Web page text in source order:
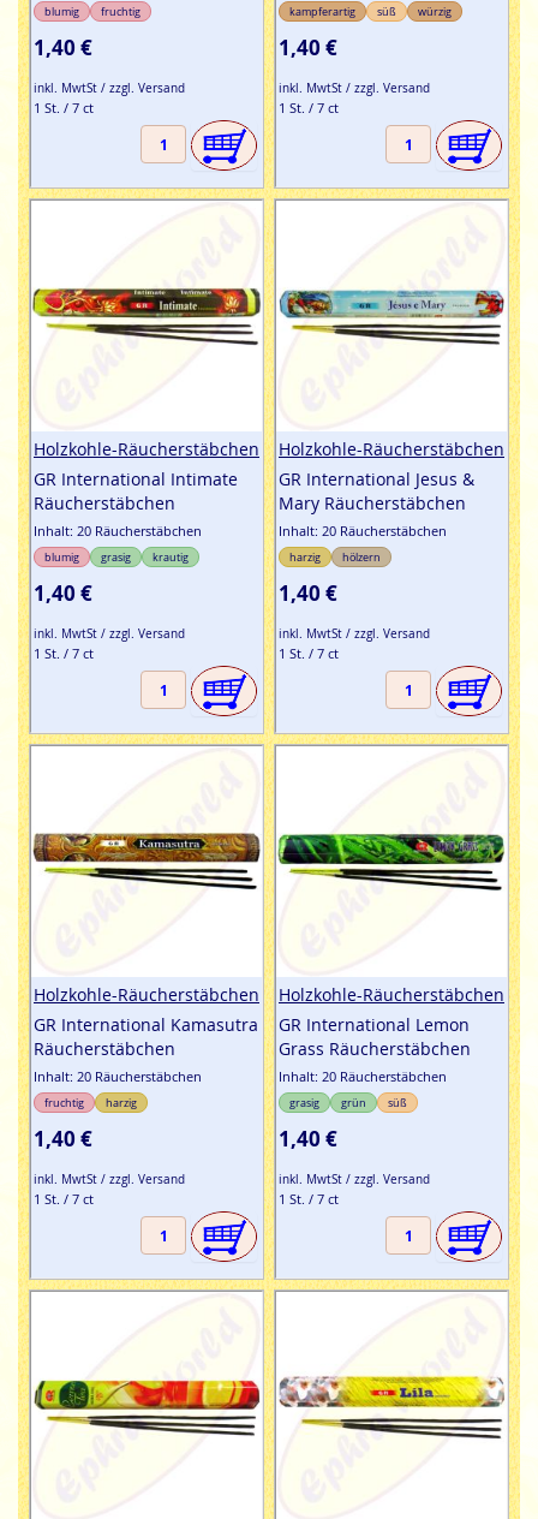
blumig fruchtig
1,40 €
inkl. MwtSt / zzgl. Versand
1 St. / 7 ct
kampferartig süß würzig
1,40 €
inkl. MwtSt / zzgl. Versand
1 St. / 7 ct
Holzkohle-Räucherstäbchen
GR International Intimate
Räucherstäbchen
Inhalt: 20 Räucherstäbchen
blumig grasig krautig
1,40 €
inkl. MwtSt / zzgl. Versand
1 St. / 7 ct
Holzkohle-Räucherstäbchen
GR International Jesus &
Mary Räucherstäbchen
Inhalt: 20 Räucherstäbchen
harzig hölzern
1,40 €
inkl. MwtSt / zzgl. Versand
1 St. / 7 ct
Holzkohle-Räucherstäbchen
GR International Kamasutra
Räucherstäbchen
Inhalt: 20 Räucherstäbchen
fruchtig harzig
1,40 €
inkl. MwtSt / zzgl. Versand
1 St. / 7 ct
Holzkohle-Räucherstäbchen
GR International Lemon
Grass Räucherstäbchen
Inhalt: 20 Räucherstäbchen
grasig grün süß
1,40 €
inkl. MwtSt / zzgl. Versand
1 St. / 7 ct